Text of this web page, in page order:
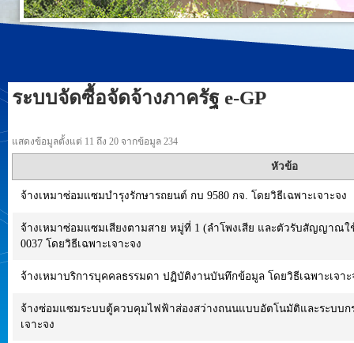
ระบบจัดซื้อจัดจ้างภาครัฐ e-GP
แสดงข้อมูลตั้งแต่ 11 ถึง 20 จากข้อมูล 234
หัวข้อ
จ้างเหมาซ่อมแซมบำรุงรักษารถยนต์ กบ 9580 กจ. โดยวิธีเฉพาะเจาะจง
จ้างเหมาซ่อมแซมเสียงตามสาย หมู่ที่ 1 (ลำโพงเสีย และตัวรับสัญญาณ
0037 โดยวิธีเฉพาะเจาะจง
จ้างเหมาบริการบุคคลธรรมดา ปฏิบัติงานบันทึกข้อมูล โดยวิธีเฉพาะเจาะ
จ้างซ่อมแซมระบบตู้ควบคุมไฟฟ้าส่องสว่างถนนแบบอัตโนมัติและระบบก
เจาะจง